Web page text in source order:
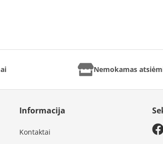
Nemokamas
Informacija
Kontaktai